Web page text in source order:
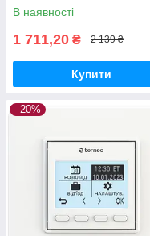
В наявності
1 711,20 ₴ 2 139 ₴
Купити
–20%